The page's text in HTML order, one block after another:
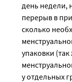
день недели,
перерыв в
сколько
упаковки (так
у отдельных